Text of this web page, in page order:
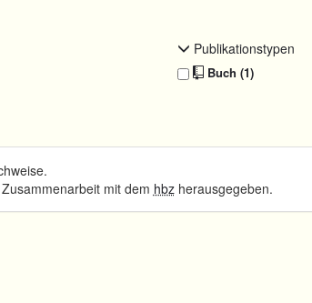
Publikationstypen
Buch (1)
mit dem hbzherausgegeben.